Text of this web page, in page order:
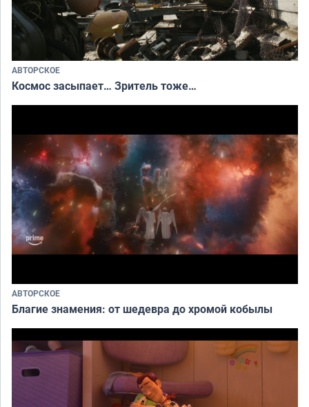
АВТОРСКОЕ
Космос засыпает… Зритель тоже…
АВТОРСКОЕ
Благие знамения: от шедевра до хромой кобылы